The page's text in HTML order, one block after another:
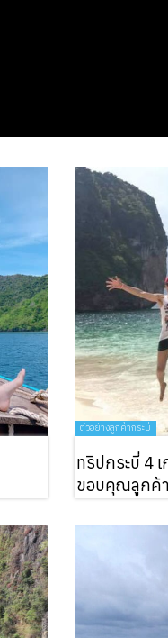
กระบี่
ยวกระบี่
ภูเก็ต
ร์แสมสาร
ารอื่นๆ
พประทับใจ
อเรา
ตัวอย่างลูกค้ากระบี่
ทริปกระบี่ 4 เ
ขอบคุณลูกค้